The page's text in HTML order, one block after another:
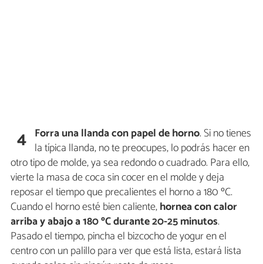
4 Forra una llanda con papel de horno. Si no tienes
la típica llanda, no te preocupes, lo podrás hacer en
otro tipo de molde, ya sea redondo o cuadrado. Para ello,
vierte la masa de coca sin cocer en el molde y deja
reposar el tiempo que precalientes el horno a 180 ºC.
Cuando el horno esté bien caliente,hornea con calor
arriba y abajo a 180 ºC durante 20-25 minutos.
Pasado el tiempo, pincha el bizcocho de yogur en el
centro con un palillo para ver que está lista, estará lista